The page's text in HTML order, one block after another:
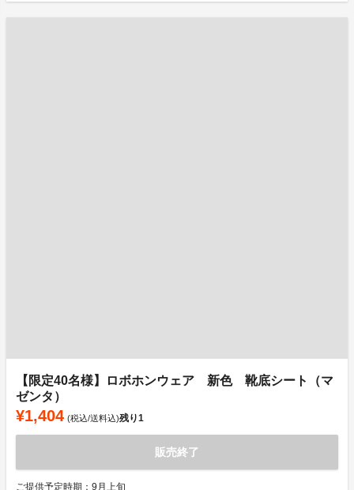
【限定40名様】ロボホンウェア 新色 靴底シート（マ
ゼンタ）
¥1,404 (税込/送料込)残り1
販売終了
ご提供予定時期：9月上旬